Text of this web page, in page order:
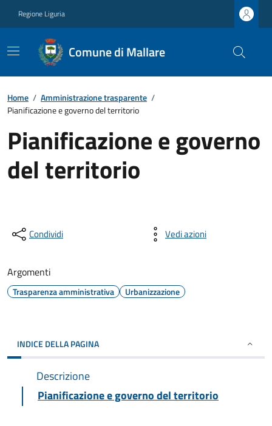
Regione Liguria
Comune di Mallare
Home / Amministrazione trasparente /
Pianificazione e governo del territorio
Pianificazione e governo
del territorio
Condividi Vedi azioni
Argomenti
Trasparenza amministrativa Urbanizzazione
INDICE DELLA PAGINA
Descrizione
Pianificazione e governo del territorio